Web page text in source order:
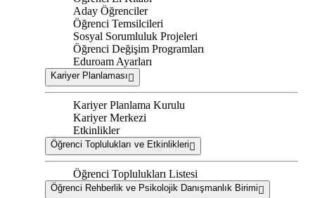
Aday Öğrenciler
Öğrenci Temsilcileri
Sosyal Sorumluluk Projeleri
Öğrenci Değişim Programları
Eduroam Ayarları
Kariyer Planlaması
Kariyer Planlama Kurulu
Kariyer Merkezi
Etkinlikler
Öğrenci Toplulukları ve Etkinlikleri
Öğrenci Toplulukları Listesi
Öğrenci Rehberlik ve Psikolojik Danışmanlık Birimi